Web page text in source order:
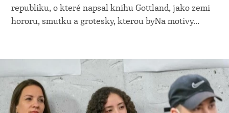
republiku, o které napsal knihu Gottland, jako zemi
hororu, smutku a grotesky, kterou byNa motivy...